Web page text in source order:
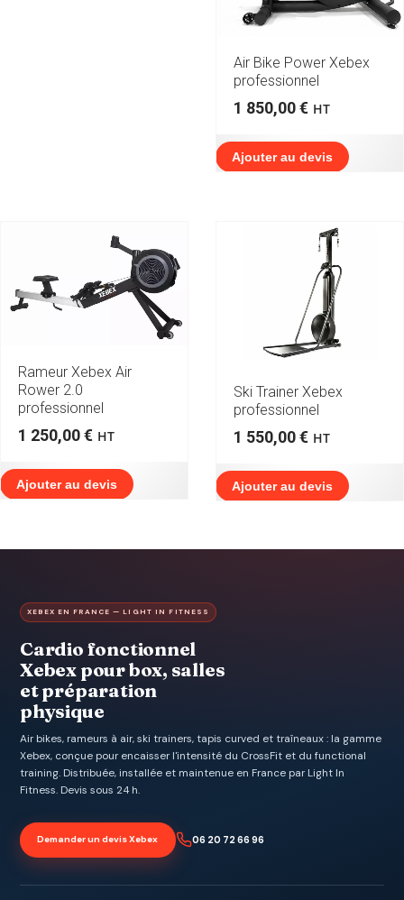
Air Bike Power Xebex
professionnel
1 850,00€ HT
Ajouter au devis
Rameur Xebex Air
Rower 2.0
professionnel
1 250,00€ HT
Ajouter au devis
Ski Trainer Xebex
professionnel
1 550,00€ HT
Ajouter au devis
XEBEX EN FRANCE — LIGHT IN FITNESS
Cardio fonctionnel
Xebex pour box, salles
et préparation
physique
Air bikes, rameurs à air, ski trainers, tapis curved et traîneaux : la gamme
Xebex, conçue pour encaisser l'intensité du CrossFit et du functional
training. Distribuée, installée et maintenue en France par Light In
Fitness. Devis sous 24 h.
Demander un devis Xebex 06 20 72 66 96